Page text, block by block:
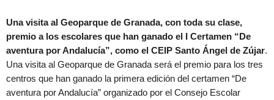
Una visita al Geoparque de Granada, con toda su clase,
premio a los escolares que han ganado el I Certamen “De
aventura por Andalucía”, como el CEIP Santo Ángel de Zújar.
Una visita al Geoparque de Granada será el premio para los tres
centros que han ganado la primera edición del certamen “De
aventura por Andalucía” organizado por el Consejo Escolar